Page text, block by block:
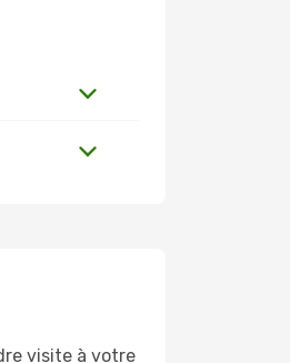
visite à votre